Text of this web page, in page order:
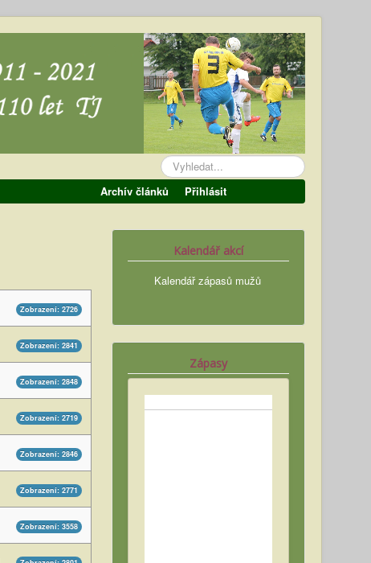
Vyhledávání...
Archív článků Přihlásit
Zobrazení: 2726
Zobrazení: 2841
Zobrazení: 2848
Zobrazení: 2719
Zobrazení: 2846
Zobrazení: 2771
Zobrazení: 3558
Kalendář akcí
Kalendář zápasů mužů
Zápasy